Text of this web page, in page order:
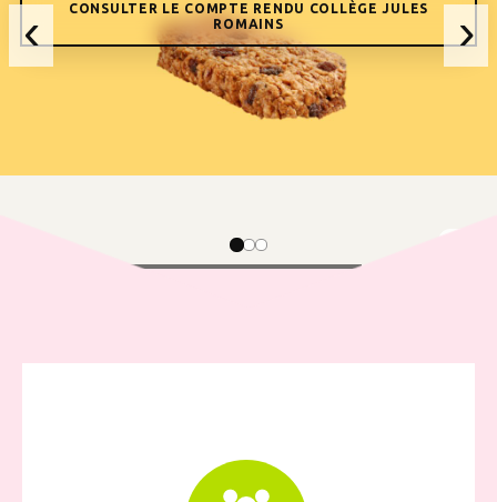
CONSULTER LE COMPTE RENDU COLLÈGE JULES
ROMAINS
‹ ›